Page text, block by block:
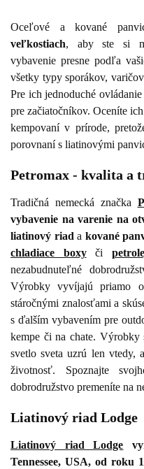
Oceľové a kované
veľkostiach, aby ste si
vybavenie presne podľa
všetky typy sporákov,
Pre ich jednoduché
pre začiatočníkov. Oceníte
kempovaní v prírode,
porovnaní s liatinovými
Petromax - kvalita a
Tradičná nemecká značka
vybavenie na varenie na
liatinový riad a kované
chladiace boxyči
nezabudnuteľné
Výrobky vyvíjajú priamo
stáročnými znalosťami a
s ďalším vybavením pre
kempe či na chate.
svetlo sveta uzrú len vtedy,
životnosť. Spoznajte
dobrodružstvo premeníte na
Liatinový riad Lodge
Liatinový riad Lodge
Tennessee, USA, od roku